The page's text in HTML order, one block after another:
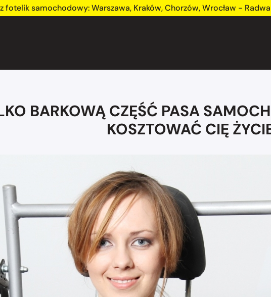
fotelik samochodowy:Warszawa, Kraków,Chorzów,Wrocław -
BARKOWĄ CZĘŚĆ PASA
KOSZTOWAĆ CIĘ